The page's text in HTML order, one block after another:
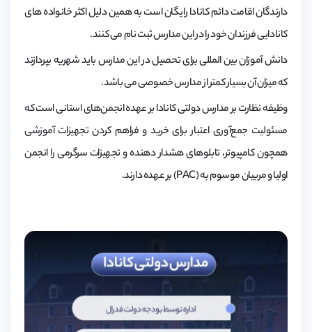
دارندگان اقامت دائم کانادا رایگان است به همین دلیل اکثر خانواده های
کانادایی فرزندان خود را در این مدارس ثبت نام می کنند.
دانش آموزان بین المللی برای تحصیل در این مدارس باید شهریه بپردازند
که میزان آن بسیار کمتر از مدارس خصوصی می باشد.
وظیفه نظارت بر مدارس دولتی کانادا بر عهده انجمن‌های استانی است که
مسئولیت جمع‌آوری اعتبار برای خرید و فراهم کردن تجهیزات آموزشی
همچون کامپیوتر، تابلوهای هشدار دهنده و تجهیزات سرگرمی را انجمن
اولیا و مربیان موسوم به (PAC) بر عهده دارند.